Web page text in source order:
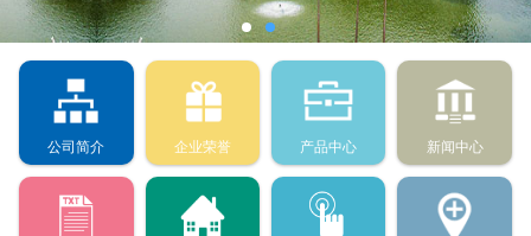
公司简介 企业荣誉 产品中心 新闻中心